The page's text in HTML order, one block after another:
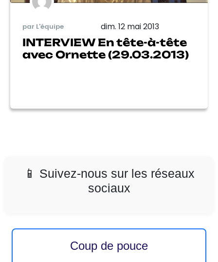
par L'équipe dim. 12 mai 2013
INTERVIEW En tête-à-tête
avec Ornette (29.03.2013)
📱 Suivez-nous sur les réseaux
sociaux
Coup de pouce